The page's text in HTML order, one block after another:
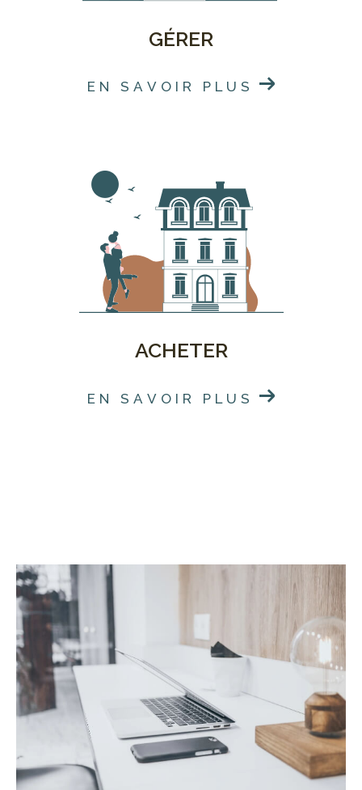
GÉRER
EN SAVOIR PLUS
ACHETER
EN SAVOIR PLUS